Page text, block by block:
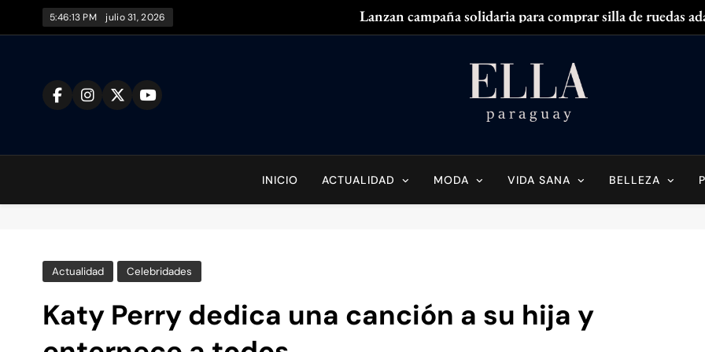
5:46:13 PM julio 31, 2026
Lanzan campaña solidaria para comprar silla de ruedas
Zendaya
Ella Paraguay
INICIO ACTUALIDAD MODA VIDA SANA BELLEZA
Actualidad Celebridades
Katy Perry dedica una canción a su hija y